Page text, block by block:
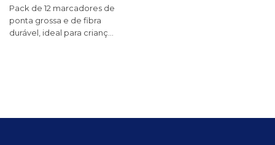
Pack de 12 marcadores de
ponta grossa e de fibra
durável, ideal para crianç...